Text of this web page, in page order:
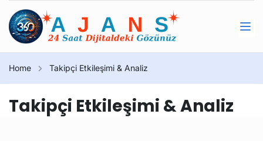
Home Takipçi Etkileşimi & Analiz
Takipçi Etkileşimi & Analiz